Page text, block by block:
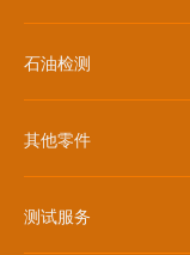
石油检测
其他零件
测试服务